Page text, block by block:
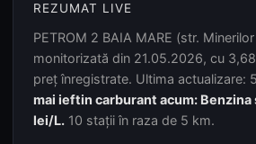
REZUMAT LIVE
PETROM 2 BAIA MARE (str.
monitorizată din 21.05.2026, cu
preț înregistrate. Ultima actualizare:
mai ieftin carburant acum: Benzina
lei/L. 10 stații în raza de 5 km.